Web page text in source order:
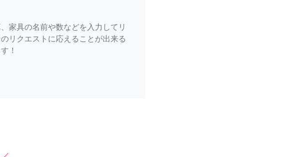
家具の名前や数などを入力してリ
リクエストに応えることが出来る
！